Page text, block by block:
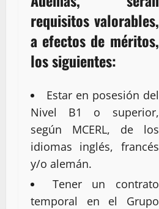
requisitos valorables,
a efectos de méritos,
los siguientes:
Estar en posesión del
Nivel B1 o superior,
según MCERL, de los
idiomas inglés, francés
y/o alemán.
Tener un contrato
temporal en el Grupo